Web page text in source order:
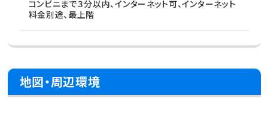
コンビニまで３分以内、インターネット可、インターネット
料金別途、最上階
地図・周辺環境